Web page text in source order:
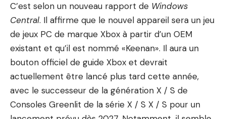
C’est selon un nouveau rapport de Windows
Central. Il affirme que le nouvel appareil sera un jeu
de jeux PC de marque Xbox à partir d’un OEM
existant et qu’il est nommé «Keenan». Il aura un
bouton officiel de guide Xbox et devrait
actuellement être lancé plus tard cette année,
avec le successeur de la génération X / S de
Consoles Greenlit de la série X / S X / S pour un